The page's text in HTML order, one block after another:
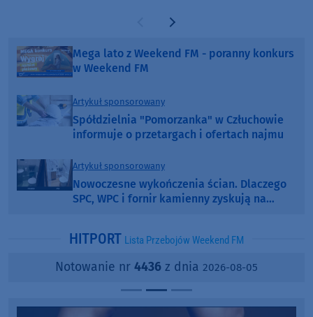
Poprzednia strona
Następna strona
Mega lato z Weekend FM - poranny konkurs
w Weekend FM
Artykuł sponsorowany
Spółdzielnia "Pomorzanka" w Człuchowie
informuje o przetargach i ofertach najmu
Artykuł sponsorowany
Nowoczesne wykończenia ścian. Dlaczego
SPC, WPC i fornir kamienny zyskują na
HITPORT Lista Przebojów Weekend FM
Notowanie nr 4436 z dnia 2026-08-05